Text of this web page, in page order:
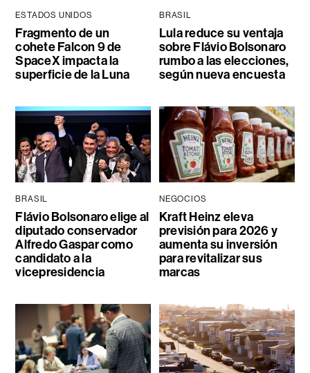
ESTADOS UNIDOS
Fragmento de un
cohete Falcon 9 de
SpaceX impacta la
superficie de la Luna
BRASIL
Lula reduce su ventaja
sobre Flávio Bolsonaro
rumbo a las elecciones,
según nueva encuesta
BRASIL
Flávio Bolsonaro elige al
diputado conservador
Alfredo Gaspar como
candidato a la
vicepresidencia
NEGOCIOS
Kraft Heinz eleva
previsión para 2026 y
aumenta su inversión
para revitalizar sus
marcas